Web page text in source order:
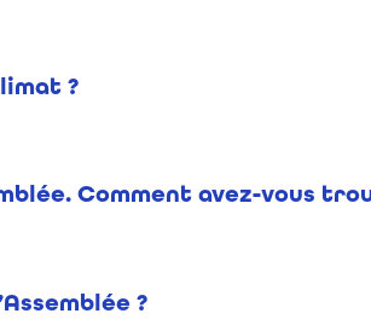
?
Comment avez-vous
?